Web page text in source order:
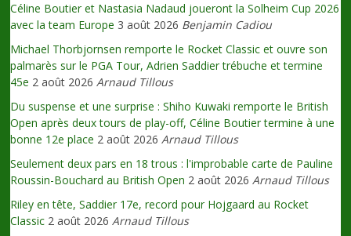
Céline Boutier et Nastasia Nadaud joueront la Solheim Cup 2026
avec la team Europe 3 août 2026 Benjamin Cadiou
Michael Thorbjornsen remporte le Rocket Classic et ouvre son
palmarès sur le PGA Tour, Adrien Saddier trébuche et termine
45e 2 août 2026 Arnaud Tillous
Du suspense et une surprise : Shiho Kuwaki remporte le British
Open après deux tours de play-off, Céline Boutier termine à une
bonne 12e place 2 août 2026 Arnaud Tillous
Seulement deux pars en 18 trous : l'improbable carte de Pauline
Roussin-Bouchard au British Open 2 août 2026 Arnaud Tillous
Riley en tête, Saddier 17e, record pour Hojgaard au Rocket
Classic 2 août 2026 Arnaud Tillous